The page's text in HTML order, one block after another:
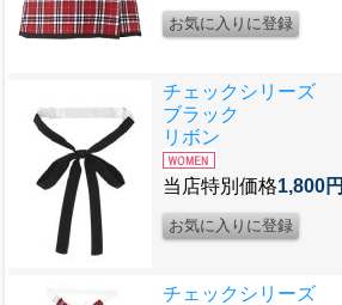
チェックシリーズ
ブラック
リボン
当店特別価格1,800円
チェックシリーズ